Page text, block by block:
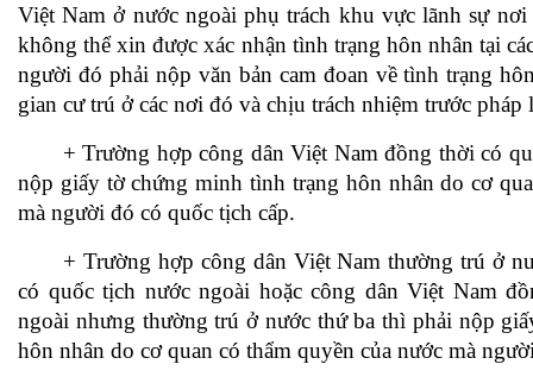
Việt Nam ở nước ngoài phụ trách khu vực lãnh sự
không thể xin được xác nhận tình trạng hôn nhân tại
người đó phải nộp văn bản cam đoan về tình trạng
gian cư trú ở các nơi đó và chịu trách nhiệm trước
+ Trường hợp công dân Việt Nam đồng thời có
nộp giấy tờ chứng minh tình trạng hôn nhân do cơ
mà người đó có quốc tịch cấp.
+ Trường hợp công dân Việt Nam thường trú ở
có quốc tịch nước ngoài hoặc công dân Việt Nam
ngoài nhưng thường trú ở nước thứ ba thì phải nộp
hôn nhân do cơ quan có thẩm quyền của nước mà